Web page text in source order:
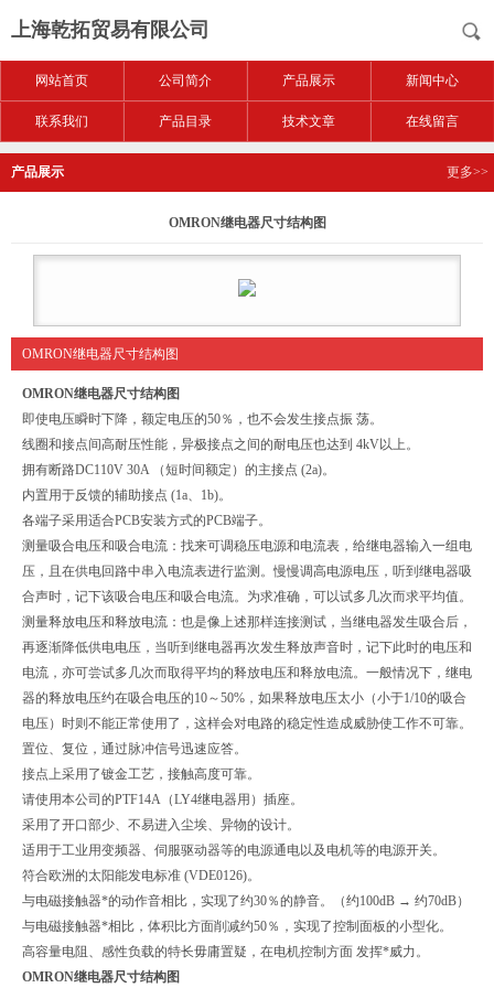
上海乾拓贸易有限公司
网站首页 公司简介 产品展示 新闻中心
联系我们 产品目录 技术文章 在线留言
产品展示 更多>>
OMRON继电器尺寸结构图
OMRON继电器尺寸结构图
OMRON继电器尺寸结构图
即使电压瞬时下降，额定电压的50％，也不会发生接点振 荡。
线圈和接点间高耐压性能，异极接点之间的耐电压也达到 4kV以上。
拥有断路DC110V 30A （短时间额定）的主接点 (2a)。
内置用于反馈的辅助接点 (1a、1b)。
各端子采用适合PCB安装方式的PCB端子。
测量吸合电压和吸合电流：找来可调稳压电源和电流表，给继电器输入一组电
压，且在供电回路中串入电流表进行监测。慢慢调高电源电压，听到继电器吸
合声时，记下该吸合电压和吸合电流。为求准确，可以试多几次而求平均值。
测量释放电压和释放电流：也是像上述那样连接测试，当继电器发生吸合后，
再逐渐降低供电电压，当听到继电器再次发生释放声音时，记下此时的电压和
电流，亦可尝试多几次而取得平均的释放电压和释放电流。一般情况下，继电
器的释放电压约在吸合电压的10～50%，如果释放电压太小（小于1/10的吸合
电压）时则不能正常使用了，这样会对电路的稳定性造成威胁使工作不可靠。
置位、复位，通过脉冲信号迅速应答。
接点上采用了镀金工艺，接触高度可靠。
请使用本公司的PTF14A（LY4继电器用）插座。
采用了开口部少、不易进入尘埃、异物的设计。
适用于工业用变频器、伺服驱动器等的电源通电以及电机等的电源开关。
符合欧洲的太阳能发电标准 (VDE0126)。
与电磁接触器*的动作音相比，实现了约30％的静音。（约100dB → 约70dB）
与电磁接触器*相比，体积比方面削减约50％，实现了控制面板的小型化。
高容量电阻、感性负载的特长毋庸置疑，在电机控制方面 发挥*威力。
OMRON继电器尺寸结构图